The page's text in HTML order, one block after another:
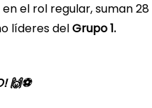
el rol regular, suman 28
líderes delGrupo 1.
🙌⚽